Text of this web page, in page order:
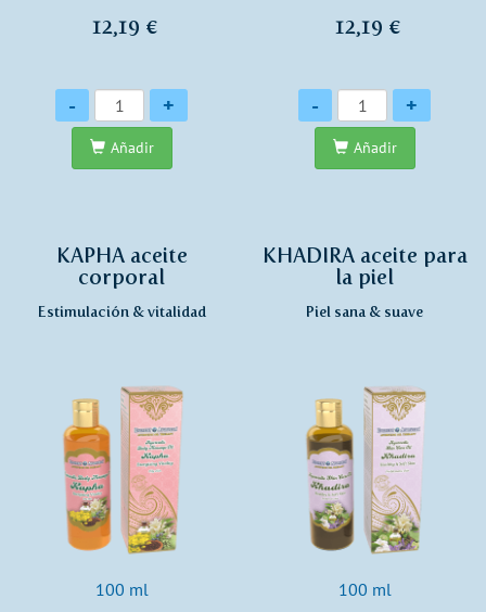
12,19 €
Cantidad
- +
Añadir
12,19 €
Cantidad
- +
Añadir
KAPHA aceite
corporal
Estimulación & vitalidad
100 ml
KHADIRA aceite para
la piel
Piel sana & suave
100 ml